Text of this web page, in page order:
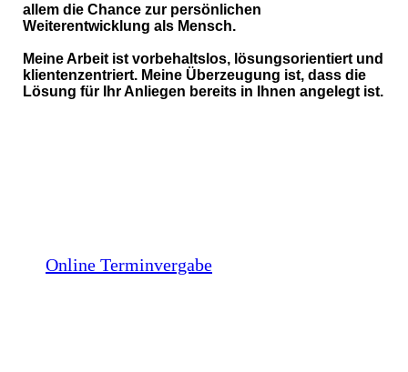
allem die Chance zur persönlichen
Weiterentwicklung als Mensch.
Meine Arbeit ist vorbehaltslos, lösungsorientiert und
klientenzentriert. Meine Überzeugung ist, dass die
Lösung für Ihr Anliegen bereits in Ihnen angelegt ist.
Online Terminvergabe